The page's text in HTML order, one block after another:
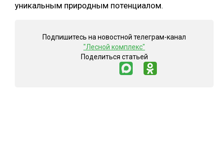
уникальным природным потенциалом.
Подпишитесь на новостной телеграм-канал
"Лесной комплекс"
Поделиться статьей